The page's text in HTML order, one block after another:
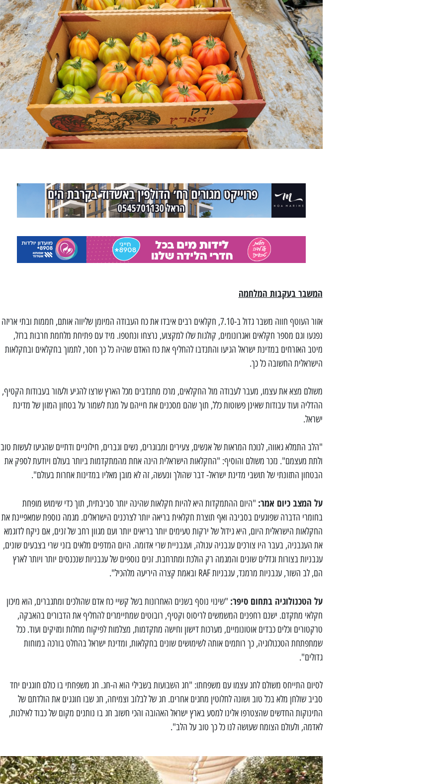
המשבר בעקבות המלחמה
אזור העוטף חווה משבר גדול ב-7.10, חקלאים רבים איבדו את כח העבודה המיומן שליווה אותם, חממות ובתי אריזה
נפגעו וגם מספר חקלאים ואגרונומים, קולגות שלו למקצוע, נרצחו ונחטפו. מיד עם פתיחת מלחמת חרבות ברזל,
מיטב האזרחים במדינת ישראל הגיעו והתנדבו להחליף את כח האדם שהיה כל כך חסר, לתמוך בחקלאים ובחקלאות
הישראלית החשובה כל כך.
משולם מצא את עצמו, מעבר לעבודה מול החקלאים, מרכז מתנדבים מכל הארץ שרצו להגיע ולעזור בעבודות הקטיף,
ההדליה ועוד עבודות שאינן פשוטות כלל, תוך שהם מסכנים את חייהם על מנת לשמור על בטחון המזון של מדינת
ישראל.
"הלב התמלא גאווה, לנוכח המראות של אנשים, צעירים ומבוגרים, נשים וגברים, חילוניים ודתיים שהגיעו לעשות טוב
ולתת מעצמם". נזכר משולם והוסיף: "החקלאות הישראלית הינה אחת מהמתקדמות ביותר בעולם ויודעת לספק את
הבטחון התזונתי של תושבי מדינת ישראל- דבר שהולך ונעשה, זה לא מובן מאליו במדינות אחרות בעולם".
על המצב כיום אמר: "היום ההתמקדות היא להיות חקלאות שהינה יותר סביבתית, תוך כדי שימוש מופחת
בחומרי הדברה שפוגעים בסביבה ואף תוצרת חקלאית בריאה יותר לצרכנים הישראלים. מגמה נוספת שמאפיינת את
החקלאות הישראלית היום, היא גידול של ירקות טעימים יותר בריאים יותר ועם מגוון רחב של זנים, אם ניקח לדוגמא
את העגבניה, בעבר היו צורכים עגבניה עגולה, ועגבניית שרי אדומה. היום המדפים מלאים בזני שרי בצבעים שונים,
עגבניות בצורות וגדלים שונים והמגמה רק הולכת ומתרחבת. זנים נוספים של עגבניות שנכנסים יותר ויותר לארץ
הם, לב השור, עגבניות מרמנד, עגבניות RAF ובאמת קצרה היריעה מלהכיל".
על הטכנולוגיה בתחום סיפר: "שינוי נוסף בשנים האחרונות בשל קשיי כח אדם שהולכים ומתגברים, הוא מיכון
חקלאי מתקדם. ישנם רחפנים המשמשים לריסוס וקטיף, רובוטים שמתיימרים להחליף את הדבורים בהאבקה,
טרקטורים וכלים כבדים אוטונומיים, מערכות דישון וחישה מתקדמות, מצלמות לפיקוח מחלות ומזיקים ועוד. ככל
שמתפתחת הטכנולוגיה, כך רותמים אותה לשימושים שונים בחקלאות, ומדינת ישראל בהחלט בורכה במוחות
גדולים".
לסיום התייחס משולם לחג עצמו עם משפחתו: "חג השבועות בשבילי הוא ה-חג. חג משפחתי בו כולם חוגגים יחד
סביב שולחן מלא בכל טוב ושונה לחלוטין מחגים אחרים. חג של לבלוב וצמיחה, חג שבו חוגגים את הולדתם של
התינוקות החדשים שהצטרפו אלינו למסע בארץ ישראל האהובה והכי חשוב חג בו נותנים מקום של כבוד לאילנות,
לאדמה, ולעולם הצומח שעושה לנו כל כך טוב על הלב".